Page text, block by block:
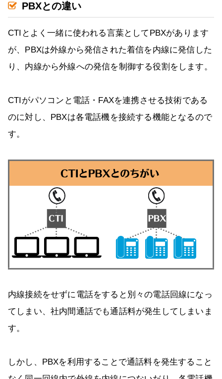
PBXとの違い
CTIとよく一緒に使われる言葉としてPBXがあります
が、PBXは外線から発信された着信を内線に発信した
り、内線から外線への発信を制御する役割をします。
CTIがパソコンと電話・FAXを連携させる技術である
のに対し、PBXは各電話機を接続する機能となるので
す。
内線接続をせずに電話をすると別々の電話回線になっ
てしまい、社内間通話でも通話料が発生してしまいま
す。
しかし、PBXを利用することで通話料を発生すること